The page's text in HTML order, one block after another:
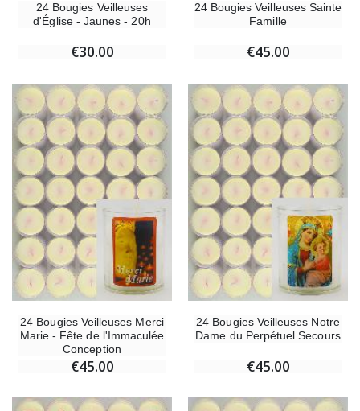
24 Bougies Veilleuses
d'Église - Jaunes - 20h
€30.00
24 Bougies Veilleuses Sainte
Famille
€45.00
24 Bougies Veilleuses Merci
Marie - Fête de l'Immaculée
Conception
€45.00
24 Bougies Veilleuses Notre
Dame du Perpétuel Secours
€45.00